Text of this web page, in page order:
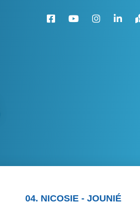
04. NICOSIE - JOUNIÉ